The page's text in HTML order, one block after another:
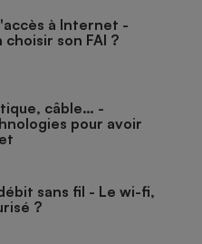
à Internet -
son FAI ?
câble… -
pour avoir
sans fil - Le wi-fi,
?